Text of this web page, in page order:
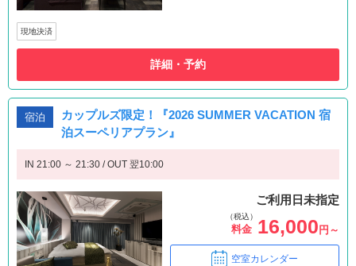
現地決済
詳細・予約
宿泊
カップルズ限定！『2026 SUMMER VACATION 宿
泊スーペリアプラン』
IN 21:00 ～ 21:30 / OUT 翌10:00
ご利用日未指定
（税込）
料金 16,000 円～
空室カレンダー